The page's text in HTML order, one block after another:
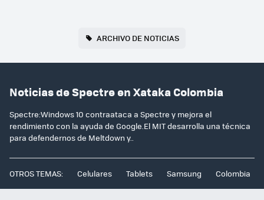
ARCHIVO DE NOTICIAS
Noticias de Spectre en Xataka Colombia
Spectre:Windows 10 contraataca a Spectre y mejora el
rendimiento con la ayuda de Google.El MIT desarrolla una técnica
para defendernos de Meltdown y..
OTROS TEMAS: Celulares Tablets Samsung Colombia